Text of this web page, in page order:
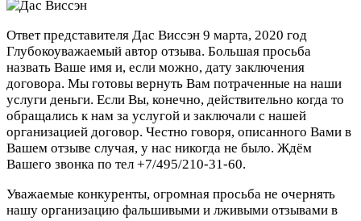
Ответ представителя Дас Виссэн 9 марта, 2020 год
Глубокоуважаемый автор отзыва. Большая просьба
назвать Ваше имя и, если можно, дату заключения
договора. Мы готовы вернуть Вам потраченные на наши
услуги деньги. Если Вы, конечно, действительно когда то
обращались к нам за услугой и заключали с нашей
организацией договор. Честно говоря, описанного Вами в
Вашем отзыве случая, у нас никогда не было. Ждём
Вашего звонка по тел +7/495/210-31-60.
Уважаемые конкуренты, огромная просьба не очернять
нашу организацию фальшивыми и лживыми отзывами в